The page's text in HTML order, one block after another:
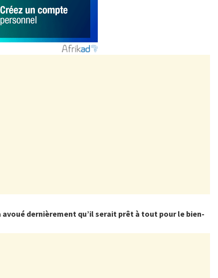
avoué dernièrement qu’il serait prêt à tout pour le bien-